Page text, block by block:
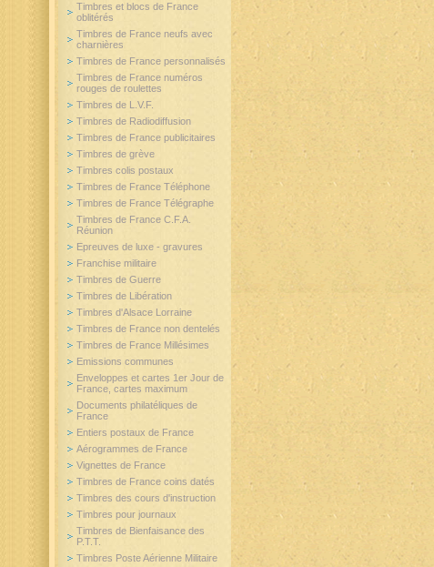
Timbres et blocs de France
oblitérés
Timbres de France neufs avec
charnières
Timbres de France personnalisés
Timbres de France numéros
rouges de roulettes
Timbres de L.V.F.
Timbres de Radiodiffusion
Timbres de France publicitaires
Timbres de grève
Timbres colis postaux
Timbres de France Téléphone
Timbres de France Télégraphe
Timbres de France C.F.A.
Réunion
Epreuves de luxe - gravures
Franchise militaire
Timbres de Guerre
Timbres de Libération
Timbres d'Alsace Lorraine
Timbres de France non dentelés
Timbres de France Millésimes
Emissions communes
Enveloppes et cartes 1er Jour de
France, cartes maximum
Documents philatéliques de
France
Entiers postaux de France
Aérogrammes de France
Vignettes de France
Timbres de France coins datés
Timbres des cours d'instruction
Timbres pour journaux
Timbres de Bienfaisance des
P.T.T.
Timbres Poste Aérienne Militaire